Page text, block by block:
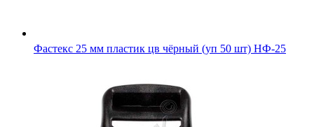
Фастекс 25 мм пластик цв чёрный (уп 50 шт) НФ-25